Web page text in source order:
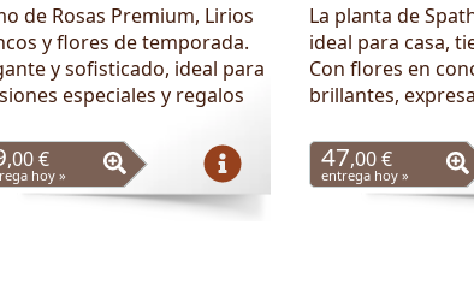
de Rosas Premium, Lirios
y flores de temporada.
y sofisticado, ideal para
especiales y regalos
,00 €
hoy »
La planta de
ideal para casa,
Con flores en
brillantes,
47,00 €
entrega hoy »